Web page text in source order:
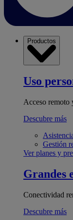
Productos
Uso
Acceso remoto
Descubre más
Gestión
Ver planes y
Grandes
Conectividad
Descubre más